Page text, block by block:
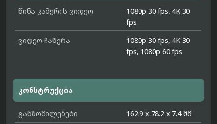
წინა კამერის ვიდეო
1080p 30 fps, 4K 30
fps
ვიდეო ჩაწერა
1080p 30 fps, 4K 30
fps, 1080p 60 fps
კონსტრუქცია
განზომილებები
162.9 x 78.2 x 7.4 მმ